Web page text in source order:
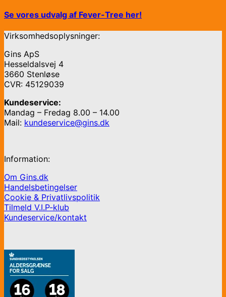
Se vores udvalg af Fever-Tree her!
Virksomhedsoplysninger:
Gins ApS
Hesseldalsvej 4
3660 Stenløse
CVR: 45129039
Kundeservice:
Mandag – Fredag 8.00 – 14.00
Mail: kundeservice@gins.dk
Information:
Om Gins.dk
Handelsbetingelser
Cookie & Privatlivspolitik
Tilmeld V.I.P-klub
Kundeservice/kontakt